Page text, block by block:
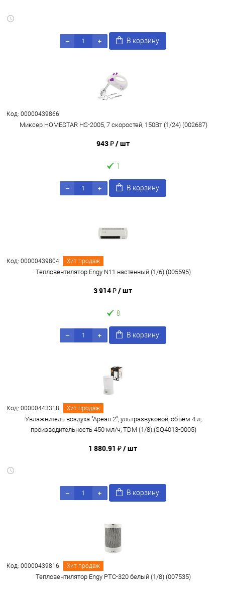
В корзину
Код: 00000439866
Миксер HOMESTAR HS-2005, 7 скоростей, 150Вт (1/24) (002687)
943 ₽/ шт
1
В корзину
Код: 00000439804 Хит продаж
Тепловентилятор Engy N11 настенный (1/6) (005595)
3 914 ₽/ шт
8
В корзину
Код: 00000443318 Хит продаж
Увлажнитель воздуха "Ареал 2", ультразвуковой, объём 4 л,
производительность 450 мл/ч, TDM (1/8) (SQ4013-0005)
1 880.91 ₽/ шт
В корзину
Код: 00000439816 Хит продаж
Тепловентилятор Engy РТС-320 белый (1/8) (007535)